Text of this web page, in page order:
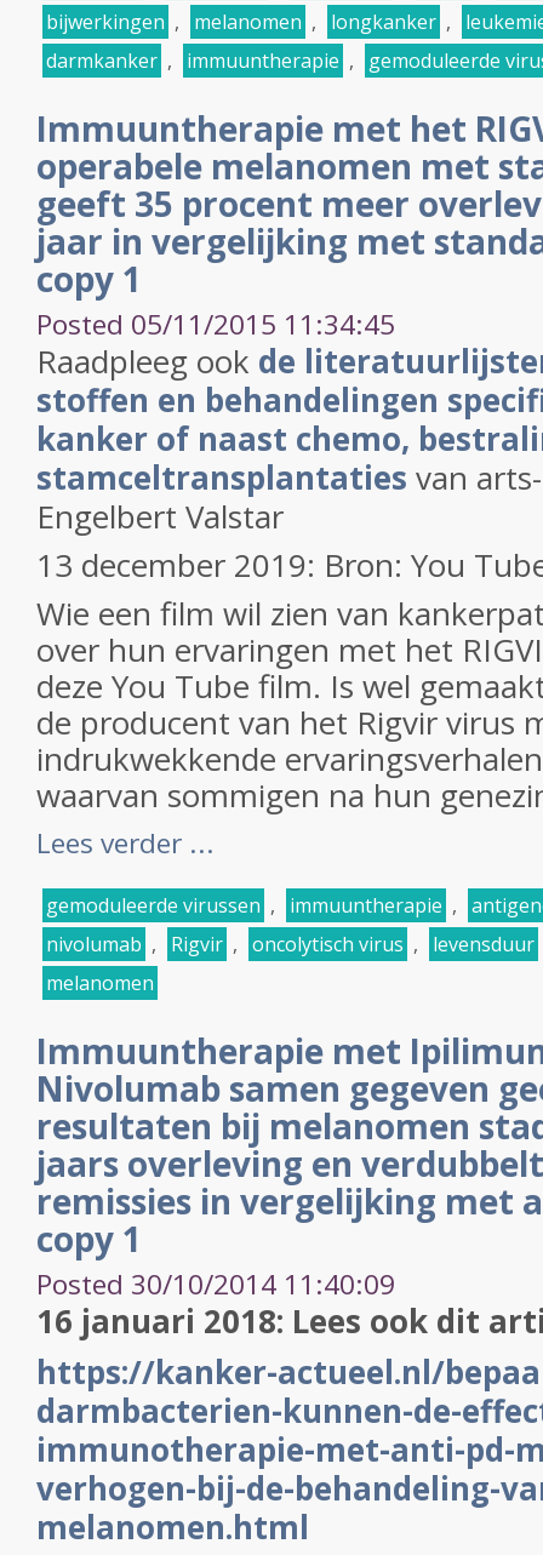
bijwerkingen , melanomen , longkanker ,
darmkanker , immuuntherapie , gemoduleerde
Immuuntherapie met het
operabele melanomen met
geeft 35 procent meer
jaar in vergelijking met
copy 1
Posted 05/11/2015 11:34:45
Raadpleeg ook de
stoffen en behandelingen
kanker of naast chemo,
stamceltransplantaties van
Engelbert Valstar
13 december 2019: Bron: You
Wie een film wil zien van
over hun ervaringen met het
deze You Tube film. Is wel
de producent van het Rigvir virus
indrukwekkende
waarvan sommigen na hun
Lees verder ...
gemoduleerde virussen , immuuntherapie ,
nivolumab , Rigvir , oncolytisch virus ,
levensduur
melanomen
Immuuntherapie met
Nivolumab samen gegeven
resultaten bij melanomen
jaars overleving en
remissies in vergelijking met
copy 1
Posted 30/10/2014 11:40:09
16 januari 2018: Lees ook dit
https://kanker-actueel.nl/
darmbacterien-kunnen-de-
immunotherapie-met-anti-pd-
verhogen-bij-de-behandeling-
melanomen.html